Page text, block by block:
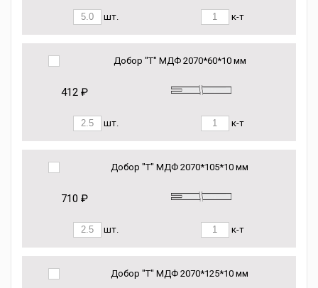
шт. к-т
Добор "Т" МДФ 2070*60*10 мм
412 ₽
шт. к-т
Добор "Т" МДФ 2070*105*10 мм
710 ₽
шт. к-т
Добор "Т" МДФ 2070*125*10 мм